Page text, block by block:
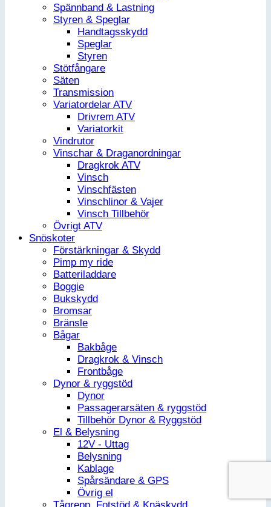
Spännband & Lastning
Styren & Speglar
Handtagsskydd
Speglar
Styren
Stötfångare
Säten
Transmission
Variatordelar ATV
Drivrem ATV
Variatorkit
Vindrutor
Vinschar & Draganordningar
Dragkrok ATV
Vinsch
Vinschfästen
Vinschlinor & Vajer
Vinsch Tillbehör
Övrigt ATV
Snöskoter
Förstärkningar & Skydd
Pimp my ride
Batteriladdare
Boggie
Bukskydd
Bromsar
Bränsle
Bågar
Bakbåge
Dragkrok & Vinsch
Frontbåge
Dynor & ryggstöd
Dynor
Passagerarsäten & ryggstöd
Tillbehör Dynor & Ryggstöd
El & Belysning
12V - Uttag
Belysning
Kablage
Spårsändare & GPS
Övrig el
Tågrepp, Fotstöd & Knäskydd